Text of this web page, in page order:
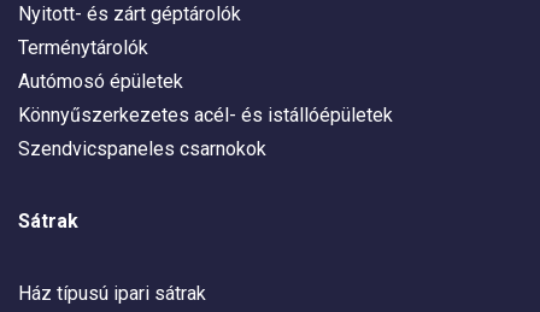
Nyitott- és zárt géptárolók
Terménytárolók
Autómosó épületek
Könnyűszerkezetes acél- és istállóépületek
Szendvicspaneles csarnokok
Sátrak
Ház típusú ipari sátrak